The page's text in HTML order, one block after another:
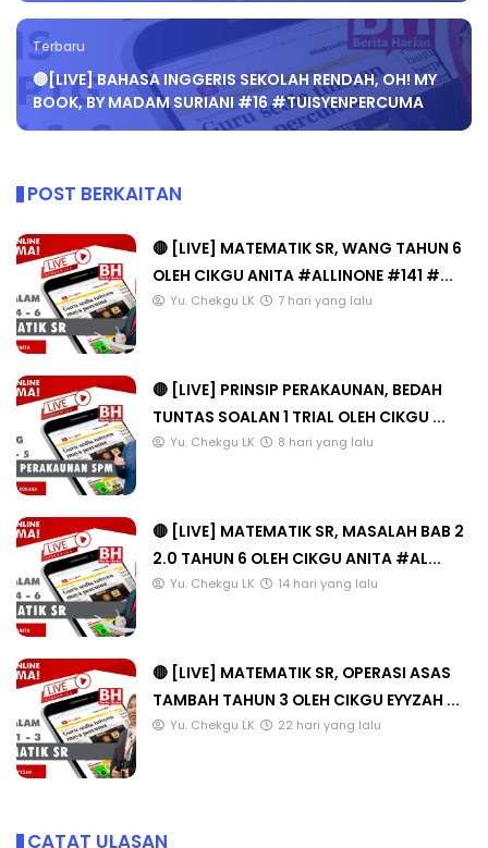
Terbaru
🔴[LIVE] BAHASA INGGERIS SEKOLAH RENDAH, OH! MY
BOOK, BY MADAM SURIANI #16 #TUISYENPERCUMA
POST BERKAITAN
🔴 [LIVE] MATEMATIK SR, WANG TAHUN 6
OLEH CIKGU ANITA #ALLINONE #141 #...
Yu. Chekgu LK 7 hari yang lalu
🔴 [LIVE] PRINSIP PERAKAUNAN, BEDAH
TUNTAS SOALAN 1 TRIAL OLEH CIKGU ...
Yu. Chekgu LK 8 hari yang lalu
🔴 [LIVE] MATEMATIK SR, MASALAH BAB 2
2.0 TAHUN 6 OLEH CIKGU ANITA #AL...
Yu. Chekgu LK 14 hari yang lalu
🔴 [LIVE] MATEMATIK SR, OPERASI ASAS
TAMBAH TAHUN 3 OLEH CIKGU EYYZAH ...
Yu. Chekgu LK 22 hari yang lalu
CATAT ULASAN